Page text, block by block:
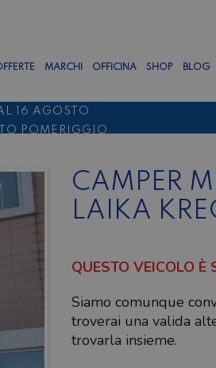
MARCHI OFFICINA SHOP BLOG
16 AGOSTO
POMERIGGIO
CAMPER
LAIKA
QUESTO VEICOLO È
Siamo comunque
troverai una valida
trovarla insieme.